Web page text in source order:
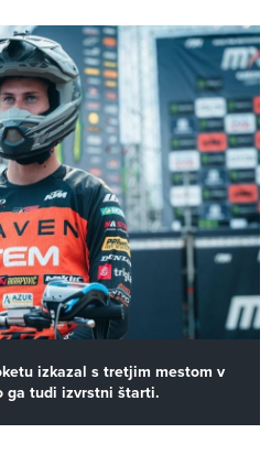
izkazal s tretjim mestom v
ga tudi izvrstni štarti.